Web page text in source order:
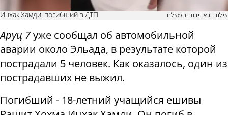
Ицхак Хамди, погибший в ДТП צילום: באדיבות המצלם
Аруц 7уже сообщал об автомобильной
аварии около Эльада, в результате которой
пострадали 5 человек. Как оказалось, один из
пострадавших не выжил.
Погибший - 18-летний учащийся ешивы